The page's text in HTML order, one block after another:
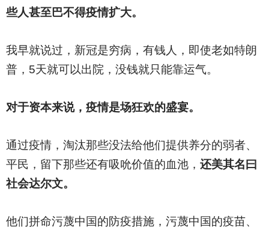
些人甚至巴不得疫情扩大。
我早就说过，新冠是穷病，有钱人，即使老如特朗
普，5天就可以出院，没钱就只能靠运气。
对于资本来说，疫情是场狂欢的盛宴。
通过疫情，淘汰那些没法给他们提供养分的弱者、
平民，留下那些还有吸吮价值的血池， 还美其名曰
社会达尔文。
他们拼命污蔑中国的防疫措施，污蔑中国的疫苗、